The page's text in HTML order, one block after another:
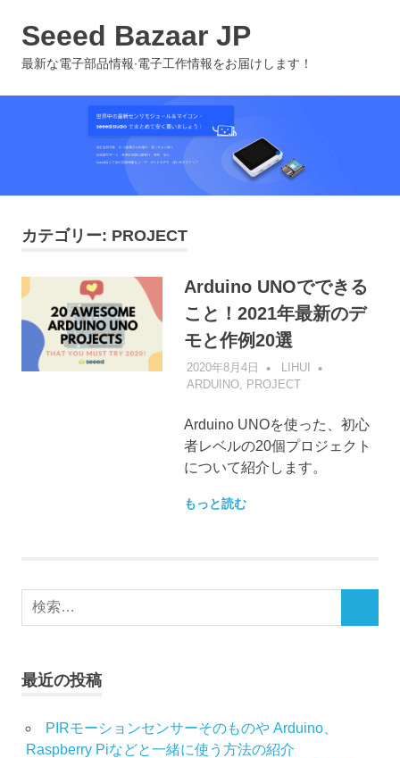
ツ
Seeed Bazaar JP
最新な電子部品情報∙電子工作情報をお届けします！
カテゴリー: PROJECT
Arduino UNOでできる
こと！2021年最新のデ
モと作例20選
2020年8月4日
LIHUI
ARDUINO, PROJECT
Arduino UNOを使った、初心
者レベルの20個プロジェクト
について紹介します。
もっと読む
検
最近の投稿
PIRモーションセンサーそのものや Arduino、
Raspberry Piなどと一緒に使う方法の紹介